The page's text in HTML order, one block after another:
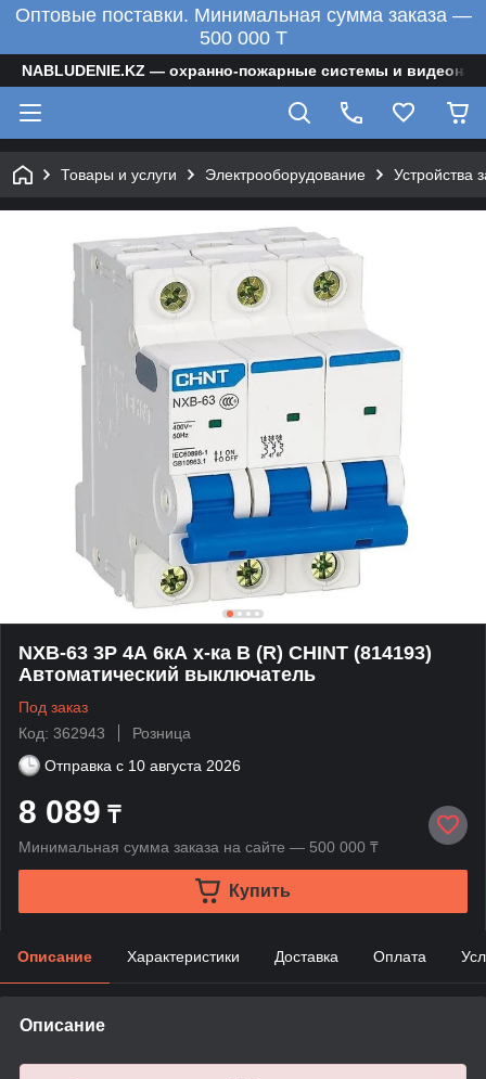
Оптовые поставки. Минимальная сумма заказа —
500 000 T
NABLUDENIE.KZ — охранно-пожарные системы и
Товары и услуги Электрооборудование Устройства
NXB-63 3P 4А 6кА х-ка B (R) CHINT (814193)
Автоматический выключатель
Под заказ
Код: 362943
Розница
Отправка с 10 августа 2026
8 089 ₸
Минимальная сумма заказа на сайте — 500 000 ₸
Купить
Описание Характеристики Доставка Оплата
Описание